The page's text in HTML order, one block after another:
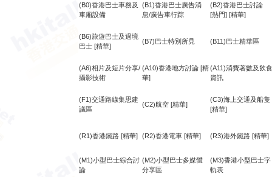
(B0)香港巴士車務及
車廂設備
(B1)香港巴士廣告消
息/廣告車行踪
(B2)香港巴士討論
[熱門] [精華]
(B6)旅遊巴士及過境
巴士 [精華]
(B7)巴士特別所見 (B11)巴士精華區
(A6)相片及短片分享/
攝影技術
(A10)香港地方討論 [精
華]
(A11)消費著數及飲食
資訊
(F1)交通路線集思建
議區
(C2)航空 [精華]
(C3)海上交通及船隻
[精華]
(R1)香港鐵路 [精華] (R2)香港電車 [精華] (R3)港外鐵路 [精華]
(M1)小型巴士綜合討
論
(M2)小型巴士多媒體
分享區
(M3)香港小型巴士字
軌表